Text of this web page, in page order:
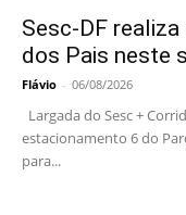
Sesc-DF
dos Pais neste
Flávio - 06/08/2026
Largada do Sesc +
estacionamento 6 do
para...